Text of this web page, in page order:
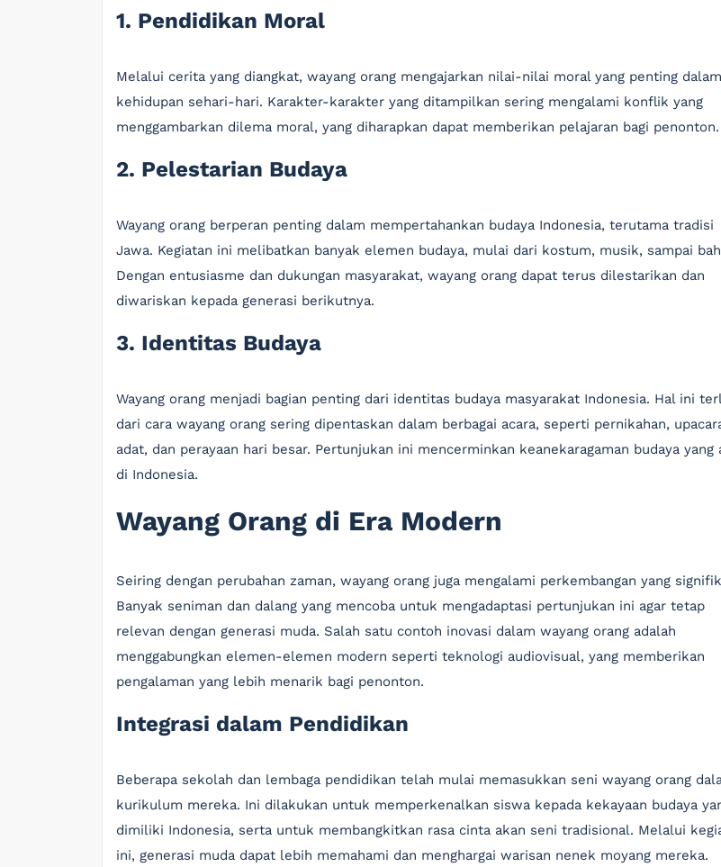
1. Pendidikan Moral
Melalui cerita yang diangkat, wayang orang mengajarkan nilai-nilai moral yang penting dalam
kehidupan sehari-hari. Karakter-karakter yang ditampilkan sering mengalami konflik yang
menggambarkan dilema moral, yang diharapkan dapat memberikan pelajaran bagi penonton.
2. Pelestarian Budaya
Wayang orang berperan penting dalam mempertahankan budaya Indonesia, terutama tradisi
Jawa. Kegiatan ini melibatkan banyak elemen budaya, mulai dari kostum, musik, sampai
Dengan entusiasme dan dukungan masyarakat, wayang orang dapat terus dilestarikan dan
diwariskan kepada generasi berikutnya.
3. Identitas Budaya
Wayang orang menjadi bagian penting dari identitas budaya masyarakat Indonesia. Hal ini
dari cara wayang orang sering dipentaskan dalam berbagai acara, seperti pernikahan,
adat, dan perayaan hari besar. Pertunjukan ini mencerminkan keanekaragaman budaya yang
di Indonesia.
Wayang Orang di Era Modern
Seiring dengan perubahan zaman, wayang orang juga mengalami perkembangan yang
Banyak seniman dan dalang yang mencoba untuk mengadaptasi pertunjukan ini agar tetap
relevan dengan generasi muda. Salah satu contoh inovasi dalam wayang orang adalah
menggabungkan elemen-elemen modern seperti teknologi audiovisual, yang memberikan
pengalaman yang lebih menarik bagi penonton.
Integrasi dalam Pendidikan
Beberapa sekolah dan lembaga pendidikan telah mulai memasukkan seni wayang orang
kurikulum mereka. Ini dilakukan untuk memperkenalkan siswa kepada kekayaan budaya
dimiliki Indonesia, serta untuk membangkitkan rasa cinta akan seni tradisional. Melalui
ini, generasi muda dapat lebih memahami dan menghargai warisan nenek moyang mereka.